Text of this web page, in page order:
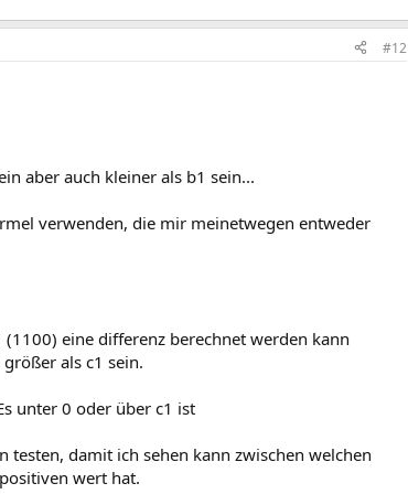
#12
aber auch kleiner als b1 sein...
verwenden, die mir meinetwegen entweder
eine differenz berechnet werden kann
als c1 sein.
unter 0 oder über c1 ist
damit ich sehen kann zwischen welchen
wert hat.